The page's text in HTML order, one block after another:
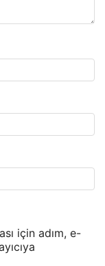
için adım, e-